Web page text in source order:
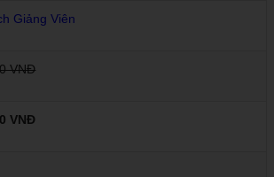
Giảng Viên
VNĐ
VNĐ